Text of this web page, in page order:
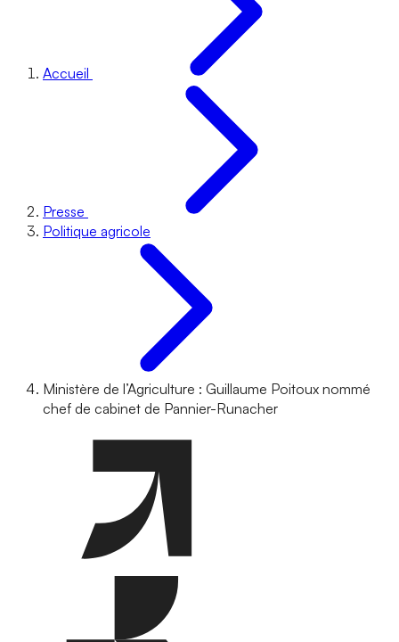
Accueil
Presse
Politique agricole
Ministère de l’Agriculture : Guillaume Poitoux nommé
chef de cabinet de Pannier-Runacher